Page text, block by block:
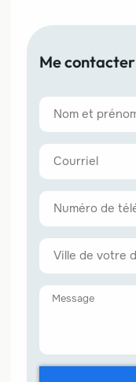
Me contacter